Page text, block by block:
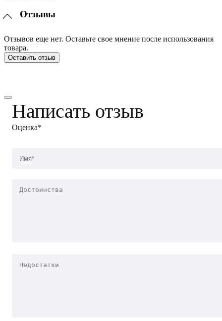
Отзывы
Отзывов еще нет. Оставьте свое мнение после использования
товара.
Оставить отзыв
Написать отзыв
Оценка*